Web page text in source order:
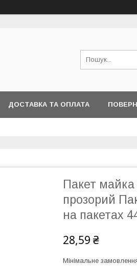
ДОСТАВКА ТА ОПЛАТА
Пакет майка
прозорий
на пакетах
28,59 ₴
Мінімальне